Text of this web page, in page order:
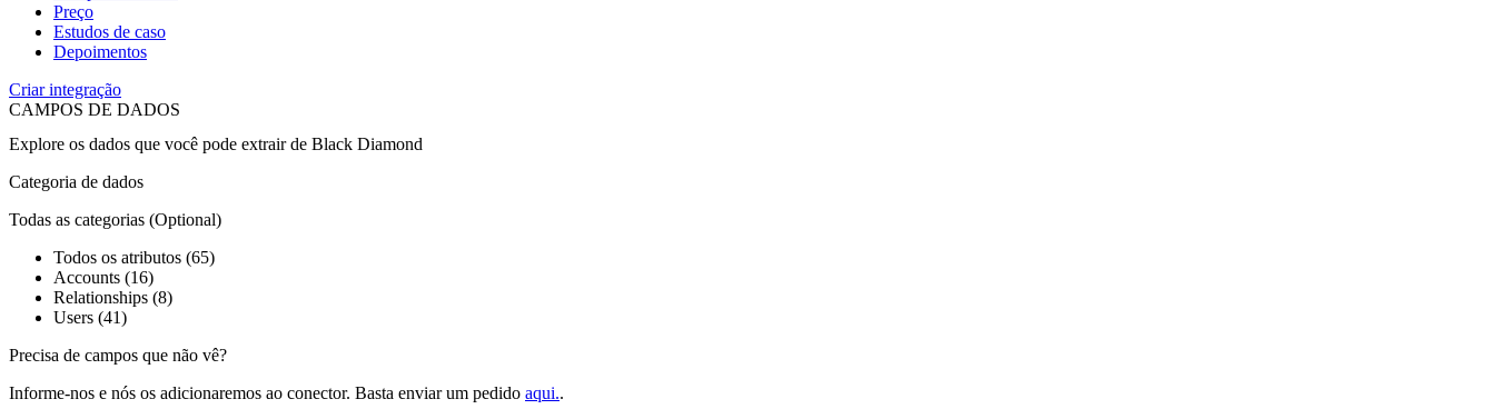
Preço
Estudos de caso
Depoimentos
Criar integração
CAMPOS DE DADOS
Explore os dados que você pode extrair de Black Diamond
Categoria de dados
Todas as categorias (Optional)
Todos os atributos (65)
Accounts (16)
Relationships (8)
Users (41)
Precisa de campos que não vê?
Informe-nos e nós os adicionaremos ao conector. Basta enviar um pedido aqui..